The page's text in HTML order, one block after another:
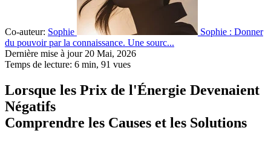
Co-auteur: Sophie
Sophie : Donner
du pouvoir par la connaissance. Une sourc...
Dernière mise à jour 20 Mai, 2026
Temps de lecture: 6 min, 91 vues
Lorsque les Prix de l'Énergie Devenaient
Négatifs
Comprendre les Causes et les Solutions